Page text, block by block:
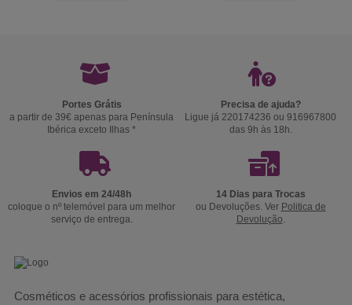
Portes Grátis
a partir de 39€ apenas para Península
Ibérica exceto Ilhas *
Precisa de ajuda?
Ligue já 220174236 ou 916967800
das 9h às 18h.
Envios em 24/48h
coloque o nº telemóvel para um melhor
serviço de entrega.
14 Dias para Trocas
ou Devoluções. Ver Politica de
Devolução.
Cosméticos e acessórios profissionais para estética,